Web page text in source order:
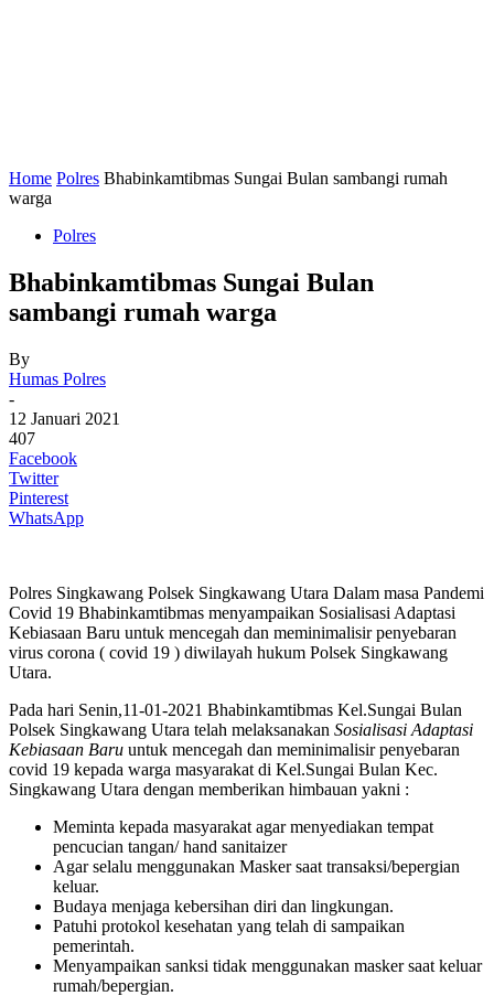
Home Polres Bhabinkamtibmas Sungai Bulan sambangi rumah
warga
Polres
Bhabinkamtibmas Sungai Bulan
sambangi rumah warga
By
Humas Polres
-
12 Januari 2021
407
Facebook
Twitter
Pinterest
WhatsApp
Polres Singkawang Polsek Singkawang Utara Dalam masa Pandemi
Covid 19 Bhabinkamtibmas menyampaikan Sosialisasi Adaptasi
Kebiasaan Baru untuk mencegah dan meminimalisir penyebaran
virus corona ( covid 19 ) diwilayah hukum Polsek Singkawang
Utara.
Pada hari Senin,11-01-2021 Bhabinkamtibmas Kel.Sungai Bulan
Polsek Singkawang Utara telah melaksanakan Sosialisasi Adaptasi
Kebiasaan Baru untuk mencegah dan meminimalisir penyebaran
covid 19 kepada warga masyarakat di Kel.Sungai Bulan Kec.
Singkawang Utara dengan memberikan himbauan yakni :
Meminta kepada masyarakat agar menyediakan tempat
pencucian tangan/ hand sanitaizer
Agar selalu menggunakan Masker saat transaksi/bepergian
keluar.
Budaya menjaga kebersihan diri dan lingkungan.
Patuhi protokol kesehatan yang telah di sampaikan
pemerintah.
Menyampaikan sanksi tidak menggunakan masker saat keluar
rumah/bepergian.